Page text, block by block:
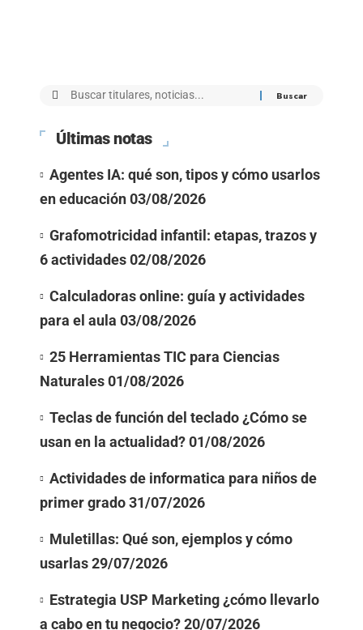
Últimas notas
Agentes IA: qué son, tipos y cómo usarlos
en educación03/08/2026
Grafomotricidad infantil: etapas, trazos y
6 actividades02/08/2026
Calculadoras online: guía y actividades
para el aula 03/08/2026
25 Herramientas TIC para Ciencias
Naturales01/08/2026
Teclas de función del teclado ¿Cómo se
usan en la actualidad?01/08/2026
Actividades de informatica para niños de
primer grado31/07/2026
Muletillas: Qué son, ejemplos y cómo
usarlas29/07/2026
Estrategia USP Marketing ¿cómo llevarlo
a cabo en tu negocio?20/07/2026